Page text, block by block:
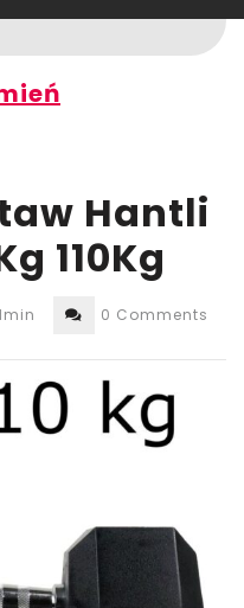
Hantli
110Kg
0 Comments